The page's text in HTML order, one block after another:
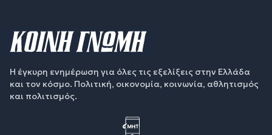
Η έγκυρη ενημέρωση για όλες τις εξελίξεις στην Ελλάδα
και τον κόσμο. Πολιτική, οικονομία, κοινωνία, αθλητισμός
και πολιτισμός.